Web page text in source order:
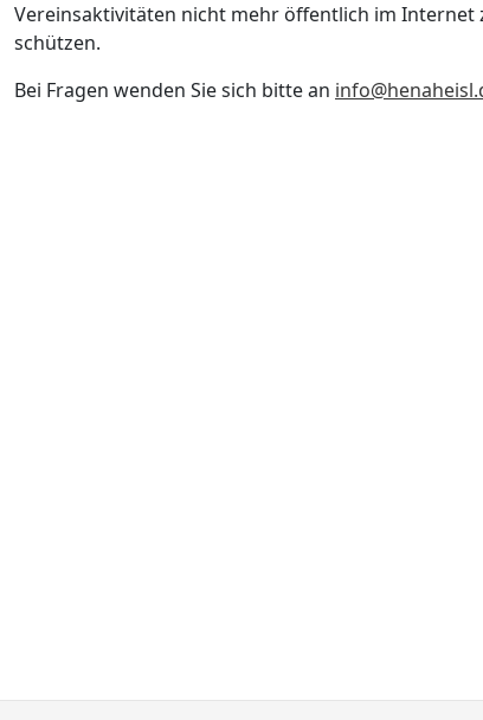
Vereinsaktivitäten nicht mehr öffentlich im Internet
schützen.
Bei Fragen wenden Sie sich bitte an